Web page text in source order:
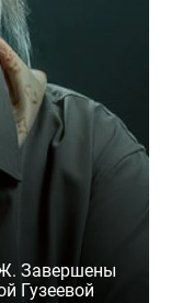
Завершены
Гузеевой